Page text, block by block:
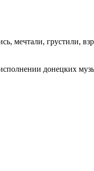
мечтали, грустили,
донецких